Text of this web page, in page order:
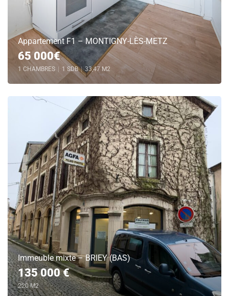
Appartement F1 – MONTIGNY-LÈS-METZ
65 000€
1 CHAMBRES 1 SDB | 33,47 M2
Immeuble mixte – BRIEY (BAS)
135 000 €
220 M2